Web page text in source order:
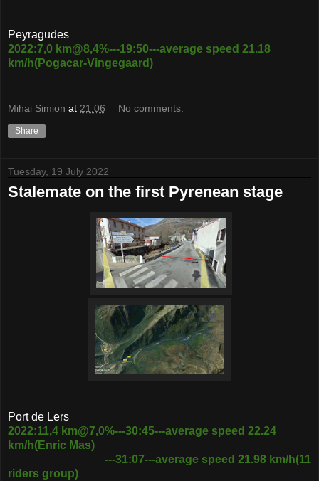
Peyragudes
2022:7,0 km@8,4%---19:50---average speed 21.18
km/h(Pogacar-Vingegaard)
Mihai Simion at 21:06 No comments:
Share
Tuesday, 19 July 2022
Stalemate on the first Pyrenean stage
Port de Lers
2022:11,4 km@7,0%---30:45---average speed 22.24
km/h(Enric Mas)
---31:07---average speed 21.98 km/h(11
riders group)